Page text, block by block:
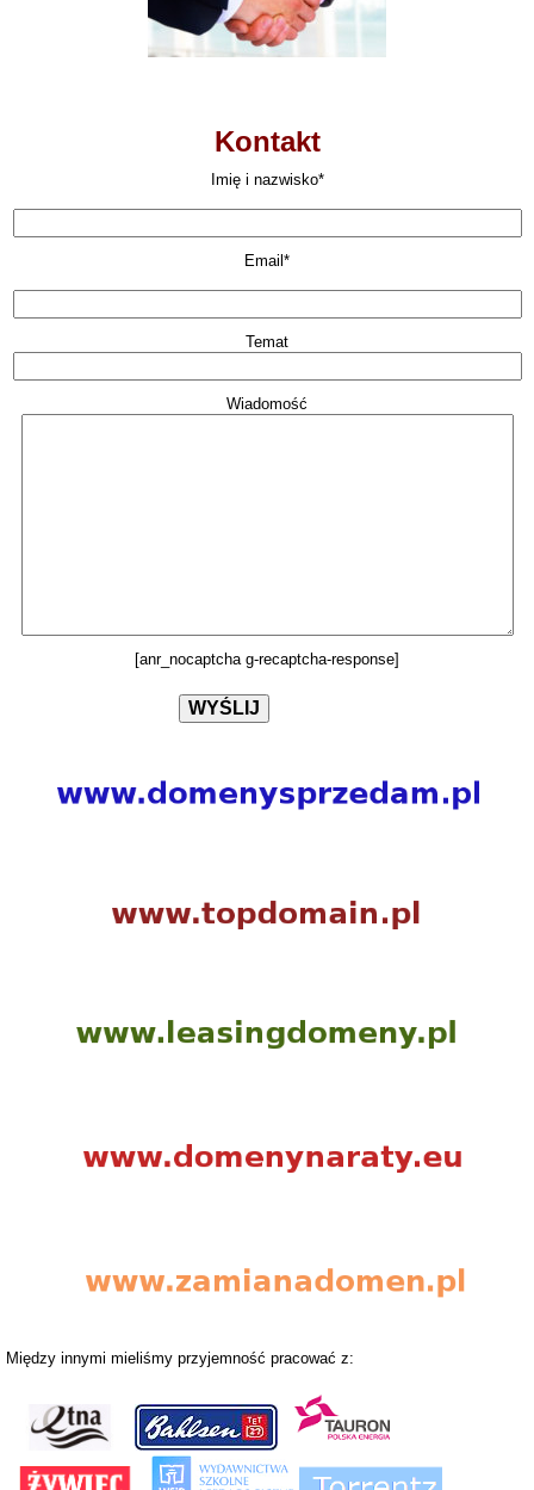
Kontakt
Imię i nazwisko*
Email*
Temat
Wiadomość
[anr_nocaptcha g-recaptcha-response]
Między innymi mieliśmy przyjemność pracować z: